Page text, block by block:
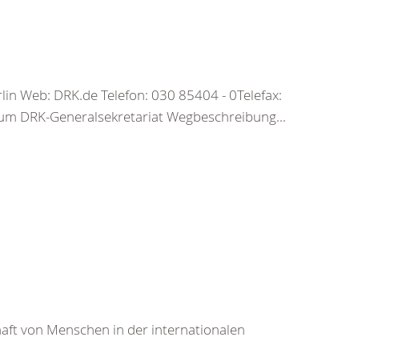
Web: DRK.de Telefon: 030 85404 - 0Telefax:
DRK-Generalsekretariat Wegbeschreibung...
von Menschen in der internationalen